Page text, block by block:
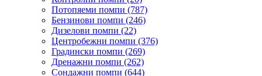
Потопяеми помпи (787)
Бензинови помпи (246)
Дизелови помпи (22)
Центробежни помпи (376)
Градински помпи (269)
Дренажни помпи (262)
Сондажни помпи (644)